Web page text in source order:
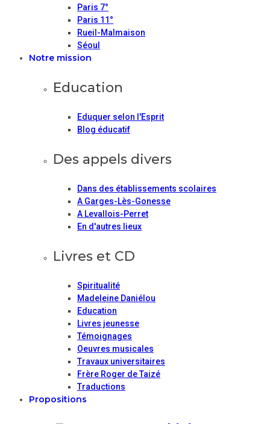
Paris 7°
Paris 11°
Rueil-Malmaison
Séoul
Notre mission
Education
Eduquer selon l'Esprit
Blog éducatif
Des appels divers
Dans des établissements scolaires
A Garges-Lès-Gonesse
A Levallois-Perret
En d'autres lieux
Livres et CD
Spiritualité
Madeleine Daniélou
Education
Livres jeunesse
Témoignages
Oeuvres musicales
Travaux universitaires
Frère Roger de Taizé
Traductions
Propositions